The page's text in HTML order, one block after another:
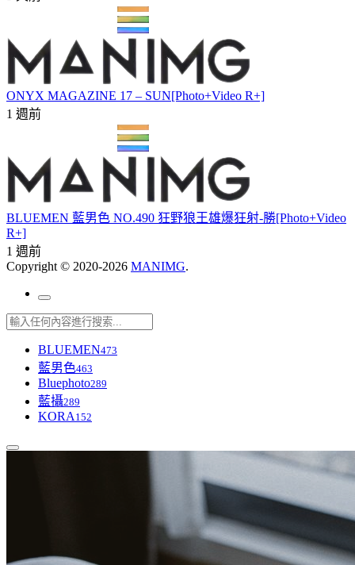
ONYX MAGAZINE 17 – SUN[Photo+Video R+]
1 週前
BLUEMEN 藍男色 NO.490 狂野狼王雄爆狂射-勝[Photo+Video
R+]
1 週前
Copyright © 2020-2026 MANIMG.
BLUEMEN473
藍男色463
Bluephoto289
藍攝289
KORA 152